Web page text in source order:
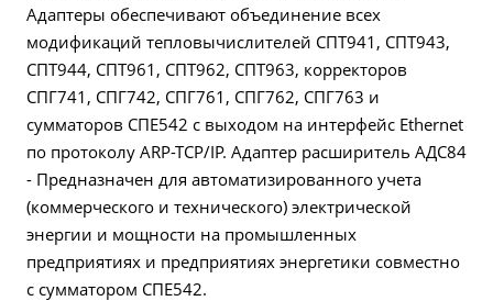
Адаптеры обеспечивают объединение всех
модификаций тепловычислителей СПТ941, СПТ943,
СПТ944, СПТ961, СПТ962, СПТ963, корректоров
СПГ741, СПГ742, СПГ761, СПГ762, СПГ763 и
сумматоров СПЕ542 с выходом на интерфейс Ethernet
по протоколу ARP-TCP/IP. Адаптер расширитель АДС84
- Предназначен для автоматизированного учета
(коммерческого и технического) электрической
энергии и мощности на промышленных
предприятиях и предприятиях энергетики совместно
с сумматором СПЕ542.